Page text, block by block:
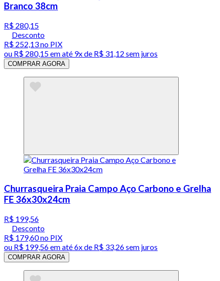
Branco 38cm
R$ 280,15
Desconto
R$ 252,13no PIX
ou R$ 280,15em até 9x de R$ 31,12 sem juros
COMPRAR AGORA
Churrasqueira Praia Campo Aço Carbono e Grelha
FE 36x30x24cm
R$ 199,56
Desconto
R$ 179,60no PIX
ou R$ 199,56em até6x de R$ 33,26 sem juros
COMPRAR AGORA